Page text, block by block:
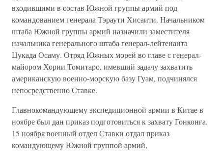
входившими в состав Южной группы армий под
командованием генерала Тэраути Хисаити. Начальником
штаба Южной группы армий назначили заместителя
начальника генерального штаба генерал-лейтенанта
Цукада Осаму. Отряд Южных морей во главе с генерал-
майором Хории Томитаро, имевший задачу захватить
американскую военно-морскую базу Гуам, подчинялся
непосредственно Ставке.
Главнокомандующему экспедиционной армии в Китае в
ноябре был дан приказ подготовиться к захвату Гонконга.
15 ноября военный отдел Ставки отдал приказ
командующему Южной группой армий,